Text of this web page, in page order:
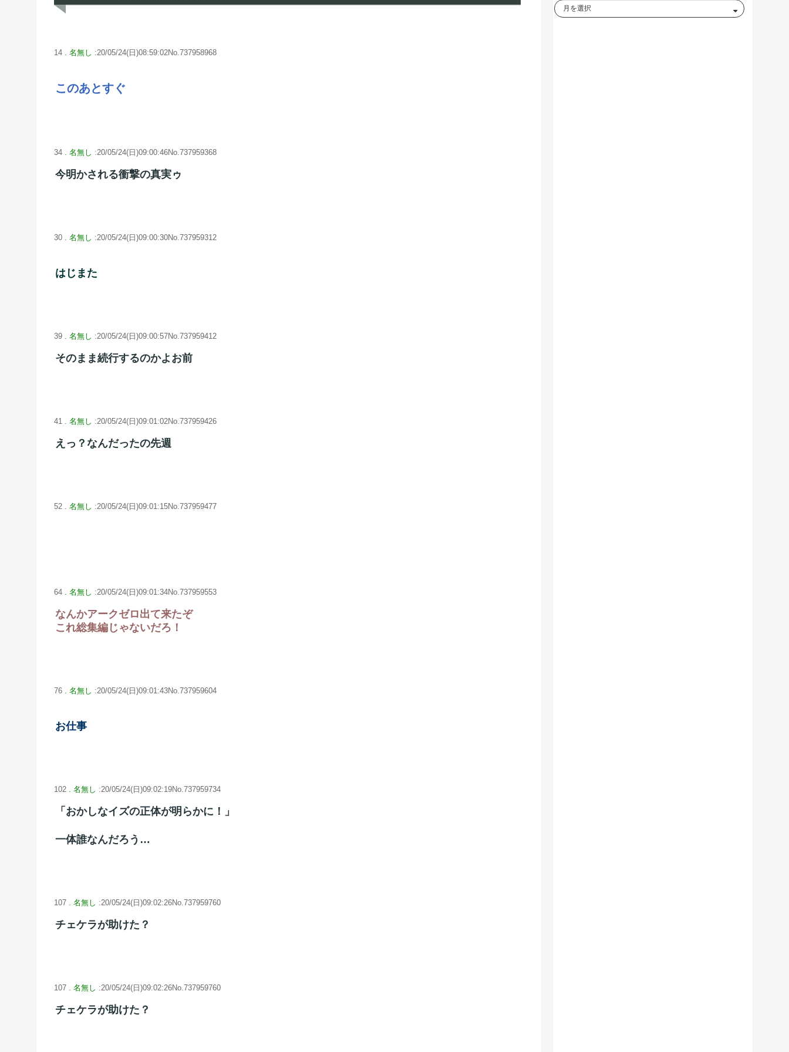
14 . 名無し :20/05/24(日)08:59:02No.737958968
このあとすぐ
34 . 名無し :20/05/24(日)09:00:46No.737959368
今明かされる衝撃の真実ゥ
30 . 名無し :20/05/24(日)09:00:30No.737959312
はじまた
39 . 名無し :20/05/24(日)09:00:57No.737959412
そのまま続行するのかよお前
41 . 名無し :20/05/24(日)09:01:02No.737959426
えっ？なんだったの先週
52 . 名無し :20/05/24(日)09:01:15No.737959477
64 . 名無し :20/05/24(日)09:01:34No.737959553
なんかアークゼロ出て来たぞ
これ総集編じゃないだろ！
76 . 名無し :20/05/24(日)09:01:43No.737959604
お仕事
102 . 名無し :20/05/24(日)09:02:19No.737959734
「おかしなイズの正体が明らかに！」
一体誰なんだろう…
107 . 名無し :20/05/24(日)09:02:26No.737959760
チェケラが助けた？
107 . 名無し :20/05/24(日)09:02:26No.737959760
チェケラが助けた？